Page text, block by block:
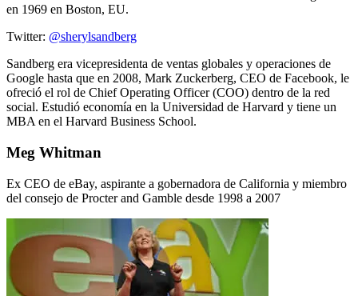
en 1969 en Boston, EU.
Twitter: @sherylsandberg
Sandberg era vicepresidenta de ventas globales y operaciones de
Google hasta que en 2008, Mark Zuckerberg, CEO de Facebook, le
ofreció el rol de Chief Operating Officer (COO) dentro de la red
social. Estudió economía en la Universidad de Harvard y tiene un
MBA en el Harvard Business School.
Meg Whitman
Ex CEO de eBay, aspirante a gobernadora de California y miembro
del consejo de Procter and Gamble desde 1998 a 2007